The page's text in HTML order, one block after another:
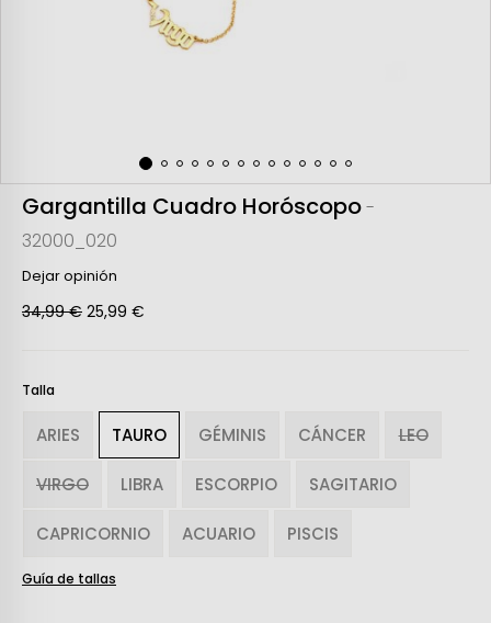
Gargantilla Cuadro Horóscopo-
32000_020
Dejar opinión
34,99 € 25,99 €
Talla
ARIES TAURO GÉMINIS CÁNCER LEO
VIRGO LIBRA ESCORPIO SAGITARIO
CAPRICORNIO ACUARIO PISCIS
Guía de tallas